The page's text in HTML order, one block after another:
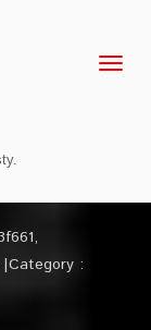
.
,
Category :